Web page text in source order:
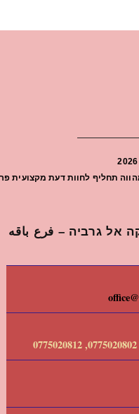
מהווה תחליף לחוות דעת
אל גרביה – فرع باقه